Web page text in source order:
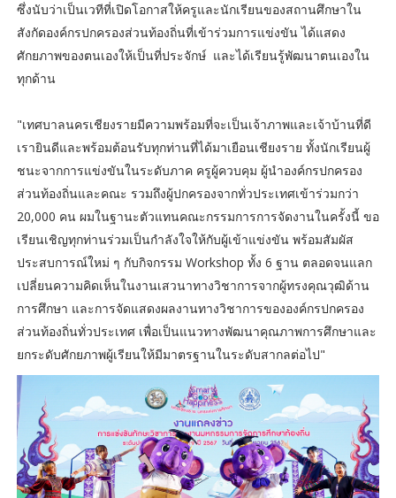
ซึ่งนับว่าเป็นเวทีที่เปิดโอกาสให้ครูและนักเรียนของสถานศึกษาใน
สังกัดองค์กรปกครองส่วนท้องถิ่นที่เข้าร่วมการแข่งขัน ได้แสดง
ศักยภาพของตนเองให้เป็นที่ประจักษ์ และได้เรียนรู้พัฒนาตนเองใน
ทุกด้าน
"เทศบาลนครเชียงรายมีความพร้อมที่จะเป็นเจ้าภาพและเจ้าบ้านที่ดี
เรายินดีและพร้อมต้อนรับทุกท่านที่ได้มาเยือนเชียงราย ทั้งนักเรียนผู้
ชนะจากการแข่งขันในระดับภาค ครูผู้ควบคุม ผู้นำองค์กรปกครอง
ส่วนท้องถิ่นและคณะ รวมถึงผู้ปกครองจากทั่วประเทศเข้าร่วมกว่า
20,000 คน ผมในฐานะตัวแทนคณะกรรมการการจัดงานในครั้งนี้ ขอ
เรียนเชิญทุกท่านร่วมเป็นกำลังใจให้กับผู้เข้าแข่งขัน พร้อมสัมผัส
ประสบการณ์ใหม่ ๆ กับกิจกรรม Workshop ทั้ง 6 ฐาน ตลอดจนแลก
เปลี่ยนความคิดเห็นในงานเสวนาทางวิชาการจากผู้ทรงคุณวุฒิด้าน
การศึกษา และการจัดแสดงผลงานทางวิชาการขององค์กรปกครอง
ส่วนท้องถิ่นทั่วประเทศ เพื่อเป็นแนวทางพัฒนาคุณภาพการศึกษาและ
ยกระดับศักยภาพผู้เรียนให้มีมาตรฐานในระดับสากลต่อไป"